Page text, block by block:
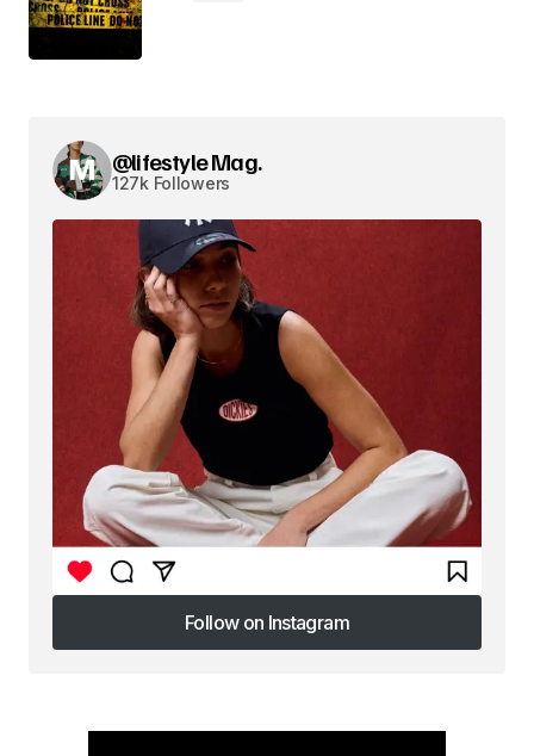
@lifestyle Mag.
127k Followers
Follow on Instagram
Follow on Instagram